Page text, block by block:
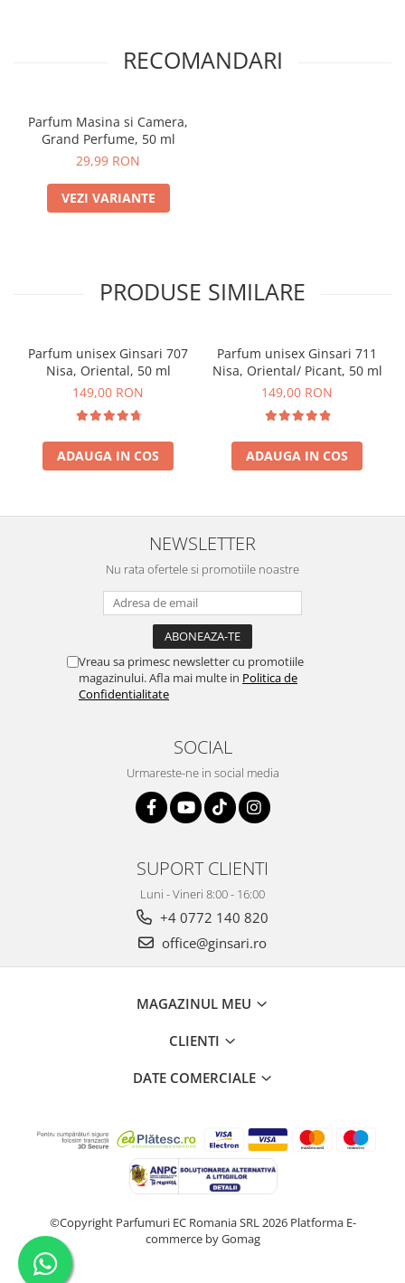
RECOMANDARI
Parfum Masina si Camera,
Grand Perfume, 50 ml
29,99 RON
VEZI VARIANTE
PRODUSE SIMILARE
Parfum unisex Ginsari 707
Nisa, Oriental, 50 ml
149,00 RON
ADAUGA IN COS
Parfum unisex Ginsari 711
Nisa, Oriental/ Picant, 50 ml
149,00 RON
ADAUGA IN COS
NEWSLETTER
Nu rata ofertele si promotiile noastre
Vreau sa primesc newsletter cu promotiile
magazinului. Afla mai multe in Politica de
Confidentialitate
SOCIAL
Urmareste-ne in social media
SUPORT CLIENTI
Luni - Vineri 8:00 - 16:00
+4 0772 140 820
office@ginsari.ro
MAGAZINUL MEU
CLIENTI
DATE COMERCIALE
©Copyright Parfumuri EC Romania SRL 2026 Platforma E-
commerce by Gomag